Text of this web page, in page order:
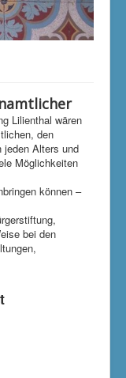
Lilienthal wären
den
jeden Alters und
Möglichkeiten
können –
bei den